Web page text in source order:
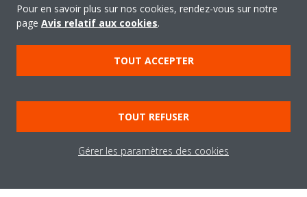
Outils
Conditions de vente
Directives sur la "Nétiquette"
Pour en savoir plus sur nos cookies, rendez-vous sur notre
page Avis relatif aux cookies.
TOUT ACCEPTER
TOUT REFUSER
Gérer les paramètres des cookies